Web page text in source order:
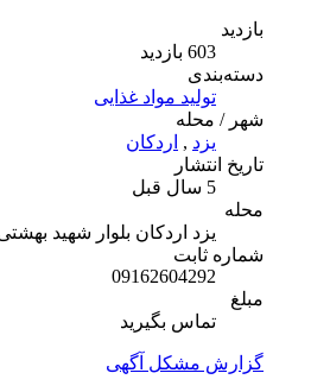
دسته‌بندی
تولید مواد غذایی
شهر / محله
اردکان
تاریخ انتشار
یزد اردکان بلوار شهید بهشتی
شماره ثابت
09162604292
تماس بگیرید
گزارش مشکل آگهی